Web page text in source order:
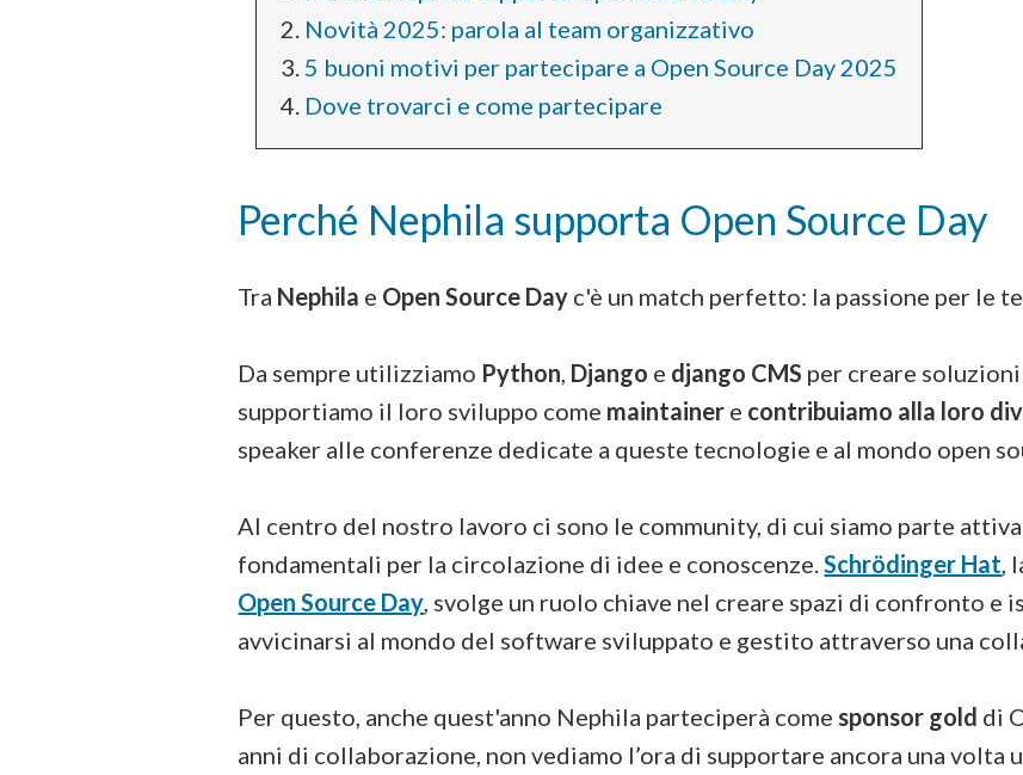
Novità 2025: parola al team organizzativo
5 buoni motivi per partecipare a Open Source Day 2025
Dove trovarci e come partecipare
Perché Nephila supporta Open Source Day
Tra Nephila e Open Source Day c'è un match perfetto: la passione per le
Da sempre utilizziamo Python Django e django CMS per creare
supportiamo il loro sviluppo come maintainer e contribuiamo alla loro
speaker alle conferenze dedicate a queste tecnologie e al mondo open
Al centro del nostro lavoro ci sono le community, di cui siamo parte
fondamentali per la circolazione di idee e conoscenze.Schrödinger Hat
Open Source Day , svolge un ruolo chiave nel creare spazi di confronto e
avvicinarsi al mondo del software sviluppato e gestito attraverso una
Per questo, anche quest'anno Nephila parteciperà come sponsor gold di
anni di collaborazione, non vediamo l’ora di supportare ancora una volta